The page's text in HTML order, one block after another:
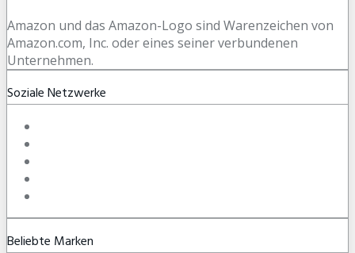
Amazon und das Amazon-Logo sind Warenzeichen von
Amazon.com, Inc. oder eines seiner verbundenen
Unternehmen.
Soziale Netzwerke
Beliebte Marken